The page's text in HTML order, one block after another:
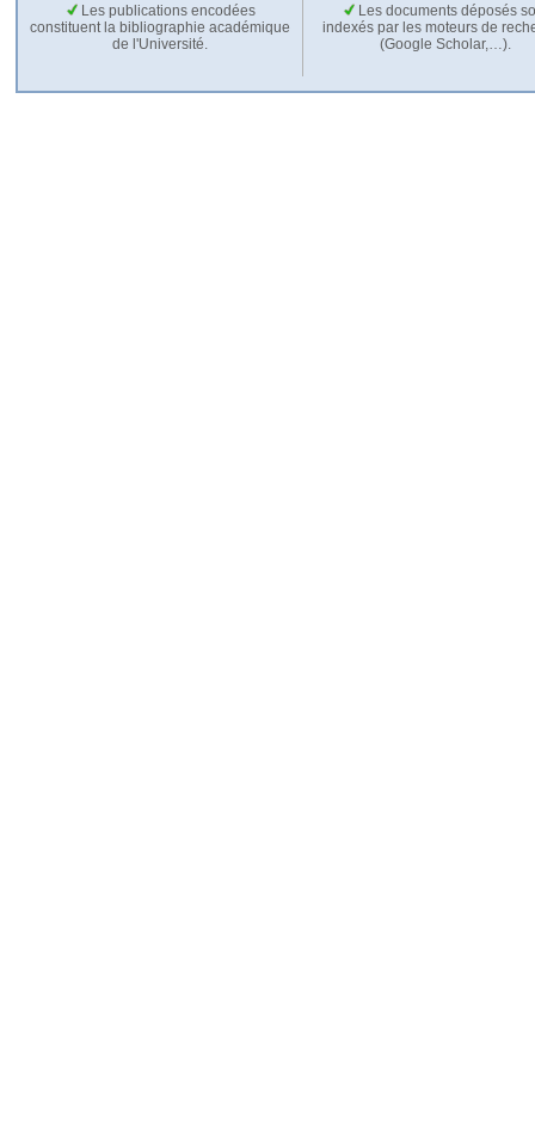
Les publications encodées
constituent la bibliographie académique
de l'Université.
Les documents déposés
indexés par les moteurs de
(Google Scholar,…).